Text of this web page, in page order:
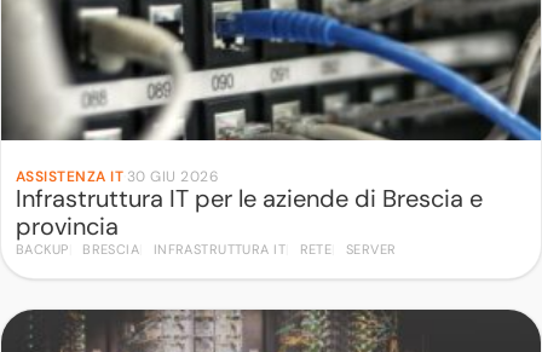
ASSISTENZA IT 30 GIU 2026
Infrastruttura IT per le aziende di Brescia e
provincia
BACKUP BRESCIA INFRASTRUTTURA IT RETE SERVER